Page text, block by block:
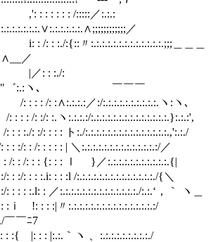
: : /:::::／:.:.:
／
〃:.:.:.:.:.:.:.:.:.:.:.:.:.;;;＿＿＿
／
: :./:
‐'''"゛:.:ヽ､ ￣￣￣
／:/:.:.:.:.:.:.:.:.:.:.ヽ:ヽ､
:.ヽ:.:.:.:/:.:.:.:.:.:.:.:.:.:.:.:.:.:.}:.:.:',
: : : ト:./:.:.:.:.:.:.:.:.:.:.:.:.:.:.:.,':.:./
: : : : | ＼:.:.:.:.:.:.:.:.:.:.:.:.:.:/／
: {: : : ｌ }／:.:.:.:.:.:.:.:.:.:.:.{|
: :.i: : : :l /:.:.:.:.:.:.:.:.:.:.:.:.:.:./{＼
:.l: : ／:.:.:.:.:.:.:.:.:.:.:.:.:.:./:.:.‘，｀ ヽ＿
: : :|〃:.:.:.:.:.:.:.:.:.:.:.:.:.:.:.:/
￣￣ﾆ7
|: : : |:.:.｀ヽ 、:.:.:.:.:.:.:.:.:./